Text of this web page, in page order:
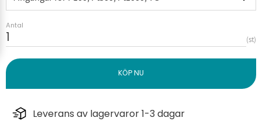
Antal
st
Leverans av lagervaror 1-3 dagar